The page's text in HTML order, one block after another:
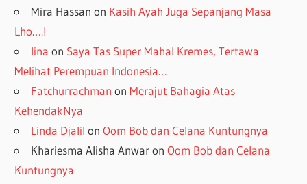
Mira Hassan on Kasih Ayah Juga Sepanjang Masa
Lho….!
lina on Saya Tas Super Mahal Kremes, Tertawa
Melihat Perempuan Indonesia…
Fatchurrachman on Merajut Bahagia Atas
KehendakNya
Linda Djalil onOom Bob dan Celana Kuntungnya
Khariesma Alisha AnwaronOom Bob dan Celana
Kuntungnya